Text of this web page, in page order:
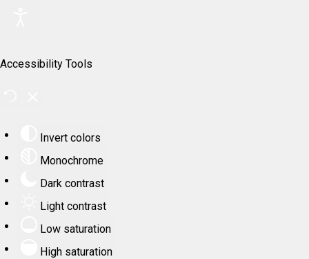
Accessibility Tools
Invert colors
Monochrome
Dark contrast
Light contrast
Low saturation
High saturation